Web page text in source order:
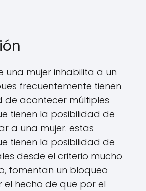
una mujer inhabilita a un
frecuentemente tienen
de acontecer múltiples
tienen la posibilidad de
a una mujer. estas
tienen la posibilidad de
desde el criterio mucho
fomentan un bloqueo
el hecho de que por el